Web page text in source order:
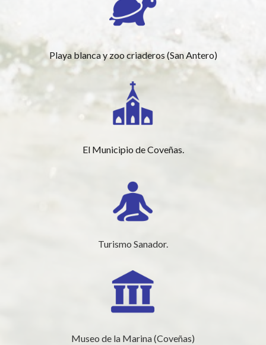
Playa blanca y zoo criaderos (San Antero)
El Municipio de Coveñas.
Turismo Sanador.
Museo de la Marina (Coveñas)